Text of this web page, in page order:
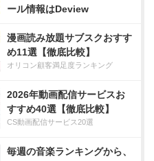
ール情報はDeview
漫画読み放題サブスクおすす
め11選【徹底比較】
オリコン顧客満足度ランキング
2026年動画配信サービスお
すすめ40選【徹底比較】
CS動画配信サービス20選
毎週の音楽ランキングから、